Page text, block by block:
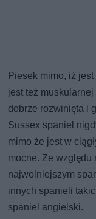
Piesek mimo, iż
jest też
dobrze rozwinięta i
Sussex spaniel
mimo że jest w
mocne. Ze względu
najwolniejszym
innych spanieli
spaniel angielski.